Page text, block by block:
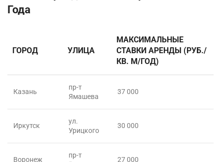
Года
ГОРОД УЛИЦА
МАКСИМАЛЬНЫЕ
СТАВКИ АРЕНДЫ (РУБ./
КВ. М/ГОД)
Казань
пр-т
Ямашева
37 000
Иркутск
ул.
Урицкого
30 000
Воронеж
пр-т
27 000